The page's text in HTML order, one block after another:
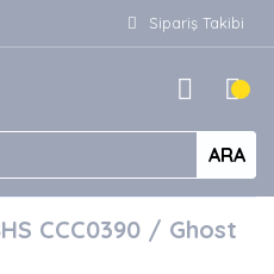
Sipariş Takibi
ARA
CCC0390 / Ghost